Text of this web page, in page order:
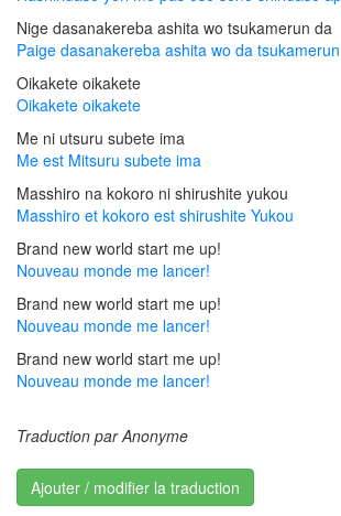
Nige dasanakereba ashita wo tsukamerun da
Paige dasanakereba ashita wo da tsukamerun
Oikakete oikakete
Oikakete oikakete
Me ni utsuru subete ima
Me est Mitsuru subete ima
Masshiro na kokoro ni shirushite yukou
Masshiro et kokoro est shirushite Yukou
Brand new world start me up!
Nouveau monde me lancer!
Brand new world start me up!
Nouveau monde me lancer!
Brand new world start me up!
Nouveau monde me lancer!
Traduction par Anonyme
Ajouter / modifier la traduction